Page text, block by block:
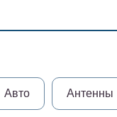
Авто Антенны